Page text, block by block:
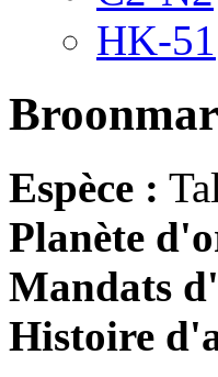
HK-51
Espèce :
Planète
Mandats
Histoire